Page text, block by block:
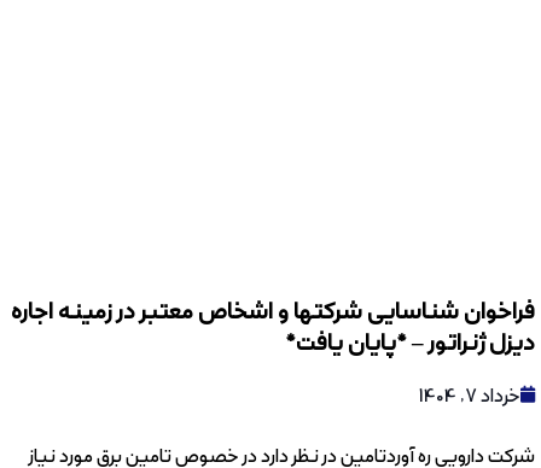
فراخوان شناسایی شرکتها و اشخاص معتبر در زمینه اجاره
دیزل ژنراتور – *پایان یافت*
خرداد 7, 1404
شرکت دارویی ره آوردتامین در نظر دارد در خصوص تامین برق مورد نیاز